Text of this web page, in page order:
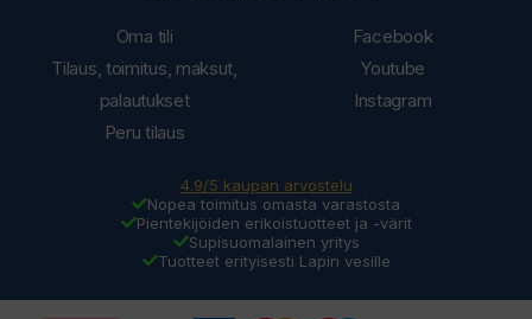
Oma tili
Tilaus, toimitus, maksut,
palautukset
Peru tilaus
Facebook
Youtube
Instagram
4.9/5 kaupan arvostelu
Nopea toimitus omasta varastosta
Pientekijöiden erikoistuotteet ja -värit
Supisuomalainen yritys
Tuotteet erityisesti Lapin vesille